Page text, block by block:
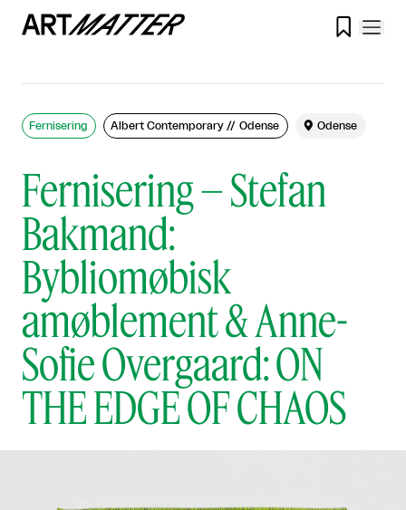

Fernisering – Stefan
Bakmand:
Bybliomøbisk
amøblement & Anne-
Sofie Overgaard: ON
THE EDGE OF CHAOS
Fernisering Albert Contemporary // Odense  Odense